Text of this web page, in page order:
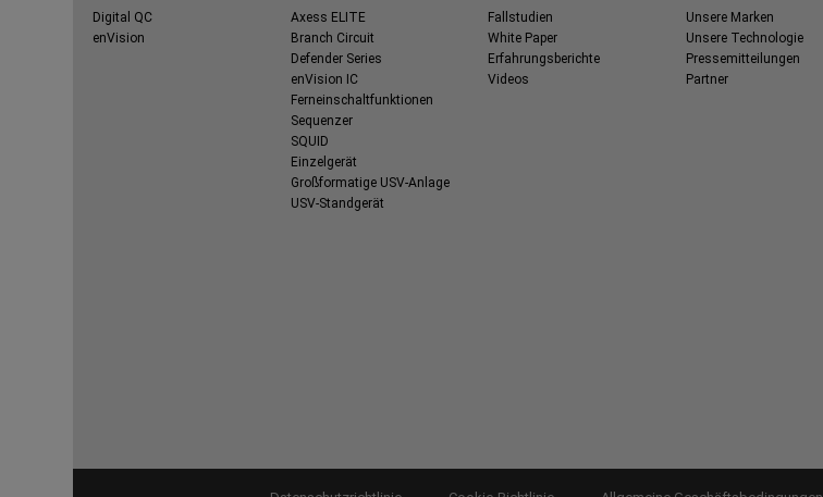
Digital QC
enVision
Axess ELITE
Branch Circuit
Defender Series
enVision IC
Ferneinschaltfunktionen
Sequenzer
SQUID
Einzelgerät
Großformatige USV-Anlage
USV-Standgerät
Fallstudien
White Paper
Erfahrungsberichte
Videos
Unsere Marken
Unsere Technologie
Pressemitteilungen
Partner